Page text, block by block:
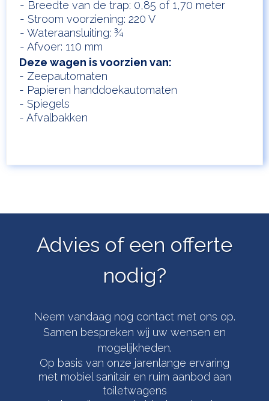
- Breedte van de trap: 0,85 of 1,70 meter
- Stroom voorziening: 220 V
- Wateraansluiting: ¾
- Afvoer: 110 mm
Deze wagen is voorzien van:
- Zeepautomaten
- Papieren handdoekautomaten
- Spiegels
- Afvalbakken
Advies of een offerte
nodig?
Neem vandaag nog contact met ons op.
Samen bespreken wij uw wensen en
mogelijkheden.
Op basis van onze jarenlange ervaring
met mobiel sanitair en ruim aanbod aan
toiletwagens